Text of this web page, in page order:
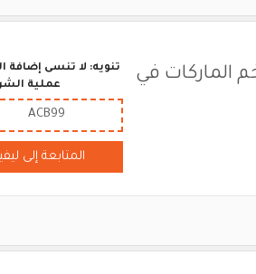
الماركات في
تنويه: لا تنسى إضافة
عملية
ACB99
المتابعة إلى